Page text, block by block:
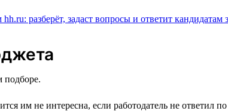
подборе.
им не интересна, если работодатель не ответил